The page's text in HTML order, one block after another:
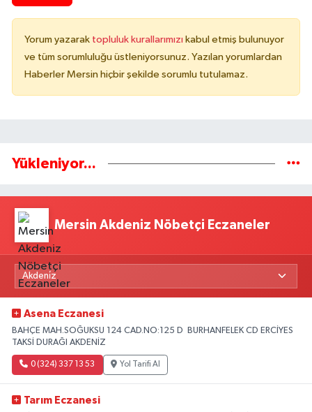
Yorum yazarak topluluk kurallarımızı kabul etmiş bulunuyor
ve tüm sorumluluğu üstleniyorsunuz. Yazılan yorumlardan
Haberler Mersin hiçbir şekilde sorumlu tutulamaz.
Yükleniyor...
Mersin Akdeniz Nöbetçi Eczaneler
Asena Eczanesi
BAHÇE MAH.SOĞUKSU 124 CAD.NO:125 D BURHANFELEK CD ERCİYES
TAKSİ DURAĞI AKDENİZ
0 (324) 337 13 53 Yol Tarifi Al
Tarım Eczanesi